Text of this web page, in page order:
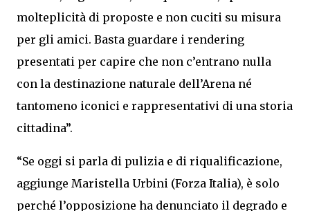
molteplicità di proposte e non cuciti su misura
per gli amici. Basta guardare i rendering
presentati per capire che non c’entrano nulla
con la destinazione naturale dell’Arena né
tantomeno iconici e rappresentativi di una storia
cittadina”.
“Se oggi si parla di pulizia e di riqualificazione,
aggiunge Maristella Urbini (Forza Italia), è solo
perché l’opposizione ha denunciato il degrado e